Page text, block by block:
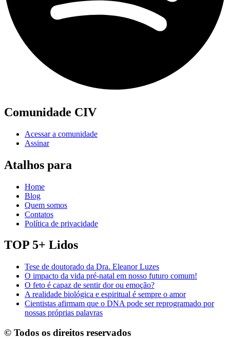
Comunidade CIV
Acessar a comunidade
Assinar
Atalhos para
Home
Blog
Quem somos
Contatos
Política de privacidade
TOP 5+ Lidos
Tese de doutorado da Dra. Eleanor Luzes
O impacto da vida pré-natal em nosso futuro comum!
O feto é capaz de sentir dor ou emoção?
A realidade biológica e espiritual é sempre o amor
Cientistas afirmam que o DNA pode ser reprogramado por
nossas próprias palavras
© Todos os direitos reservados